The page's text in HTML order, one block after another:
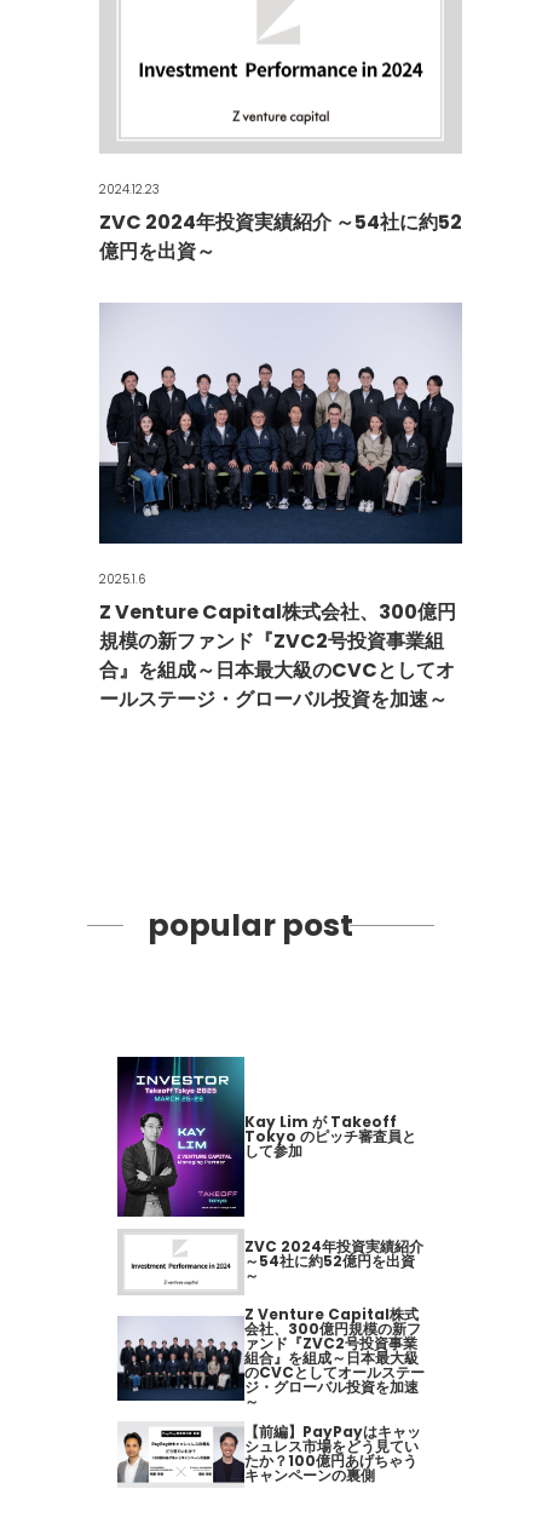
2024.12.23
ZVC 2024年投資実績紹介 ～54社に約52
億円を出資～
2025.1.6
Z Venture Capital株式会社、300億円
規模の新ファンド『ZVC2号投資事業組
合』を組成～日本最大級のCVCとしてオ
ールステージ・グローバル投資を加速～
popular post
Kay Lim が Takeoff
Tokyo のピッチ審査員と
して参加
ZVC 2024年投資実績紹介
～54社に約52億円を出資
～
Z Venture Capital株式
会社、300億円規模の新フ
ァンド『ZVC2号投資事業
組合』を組成～日本最大級
のCVCとしてオールステー
ジ・グローバル投資を加速
～
【前編】PayPayはキャッ
シュレス市場をどう見てい
たか？100億円あげちゃう
キャンペーンの裏側